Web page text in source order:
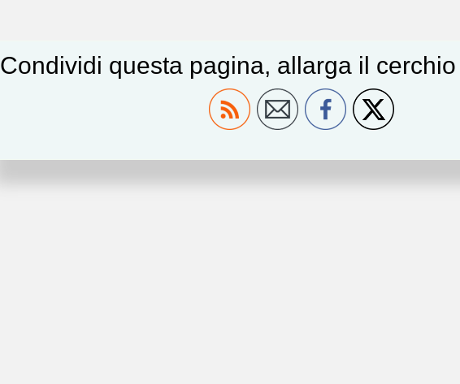
Condividi questa pagina, allarga il